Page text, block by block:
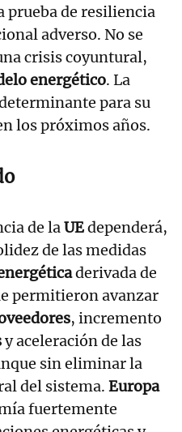
prueba de resiliencia
adverso. No se
crisis coyuntural,
energético. La
para su
los próximos años.
de laUEdependerá,
de las medidas
derivada de
permitieron avanzar
, incremento
y aceleración de las
sin eliminar la
del sistema. Europa
fuertemente